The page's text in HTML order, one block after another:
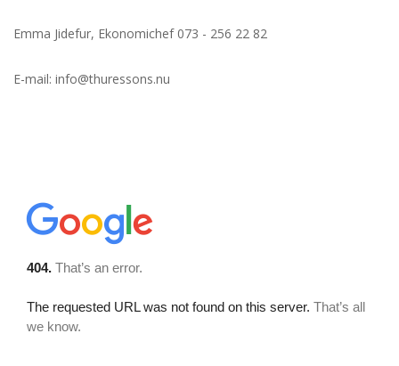
Emma Jidefur, Ekonomichef 073 - 256 22 82
E-mail: info@thuressons.nu